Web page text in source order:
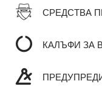
СРЕДСТВА
КАЛЪФИ ЗА